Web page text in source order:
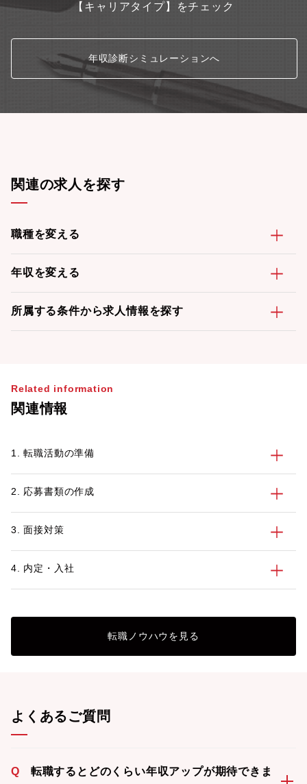
【キャリアタイプ】をチェック
年収診断シミュレーションへ
関連の求人を探す
職種を変える
年収を変える
所属する条件から求人情報を探す
Related information
関連情報
1. 転職活動の準備
2. 応募書類の作成
3. 面接対策
4. 内定・入社
転職ノウハウを見る
よくあるご質問
Q
転職するとどのくらい年収アップが期待できま